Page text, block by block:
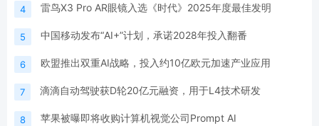
4 雷鸟X3 Pro AR眼镜入选《时代》2025年度最佳发明
5 中国移动发布“AI+”计划，承诺2028年投入翻番
6 欧盟推出双重AI战略，投入约10亿欧元加速产业应用
7 滴滴自动驾驶获D轮20亿元融资，用于L4技术研发
8 苹果被曝即将收购计算机视觉公司Prompt AI